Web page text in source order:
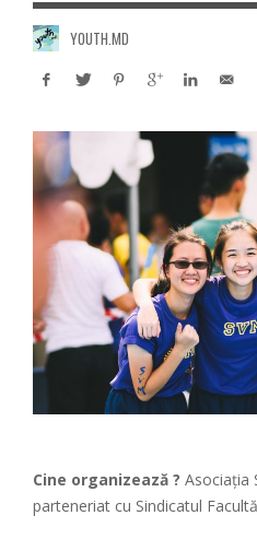
YOUTH.MD
Cine organizează ? Asociația
parteneriat cu Sindicatul